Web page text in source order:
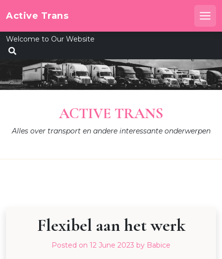
toActive Trans
Welcome to Our Website
ACTIVE TRANS
Alles over transport en andere interessante onderwerpen
Flexibel aan het werk
Posted on 12 June 2023 by Babice